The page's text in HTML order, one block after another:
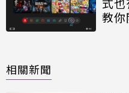
教你
相關新聞